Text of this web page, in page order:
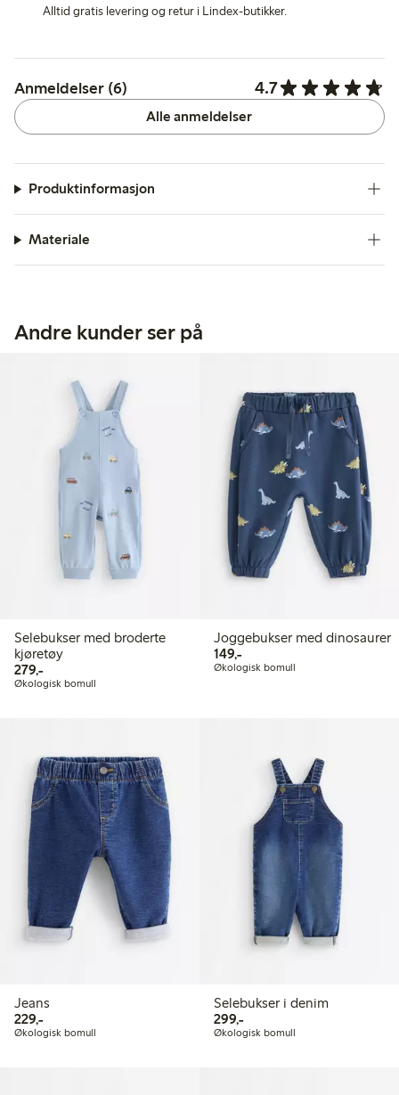
Alltid gratis levering og retur i Lindex-butikker.
Anmeldelser (6) 4.7
Alle anmeldelser
Produktinformasjon
Materiale
Andre kunder ser på
Selebukser med broderte
kjøretøy
279,-279,00 kr
Økologisk bomull
Joggebukser med dinosaurer
149,-149,00 kr
Økologisk bomull
Jeans
229,-229,00 kr
Økologisk bomull
Selebukser i denim
299,-299,00 kr
Økologisk bomull